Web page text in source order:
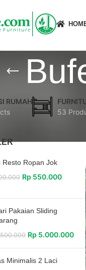
RUMAH
53
Resto Ropan Jok
Rp 550.000
Pakaian Sliding
Rp 5.000.000
Minimalis 2 Laci